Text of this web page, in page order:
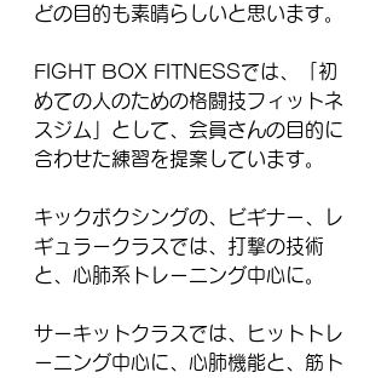
どの目的も素晴らしいと思います。
FIGHT BOX FITNESSでは、「初
めての人のための格闘技フィットネ
スジム」として、会員さんの目的に
合わせた練習を提案しています。
キックボクシングの、ビギナー、レ
ギュラークラスでは、打撃の技術
と、心肺系トレーニング中心に。
サーキットクラスでは、ヒットトレ
ーニング中心に、心肺機能と、筋ト